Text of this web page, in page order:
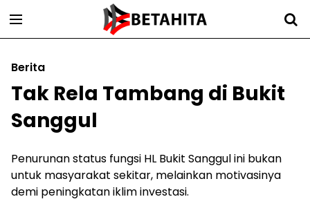
Berita
Tak Rela Tambang di Bukit
Sanggul
Penurunan status fungsi HL Bukit Sanggul ini bukan
untuk masyarakat sekitar, melainkan motivasinya
demi peningkatan iklim investasi.